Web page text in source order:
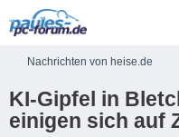
Nachrichten von heise.de
KI-Gipfel in
einigen sich auf